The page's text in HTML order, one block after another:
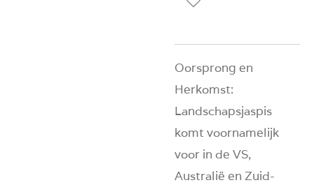
Oorsprong en
Herkomst:
Landschapsjaspis
komt voornamelijk
voor in de VS,
Australië en Zuid-